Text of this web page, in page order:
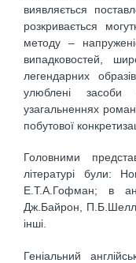
виявляється
розкривається
методу –
випадковостей,
легендарних
улюблені засоби
узагальненнях
побутової
Головними
літературі були:
Е.Т.А.Гофман; в
Дж.Байрон,
інші.
Геніальний